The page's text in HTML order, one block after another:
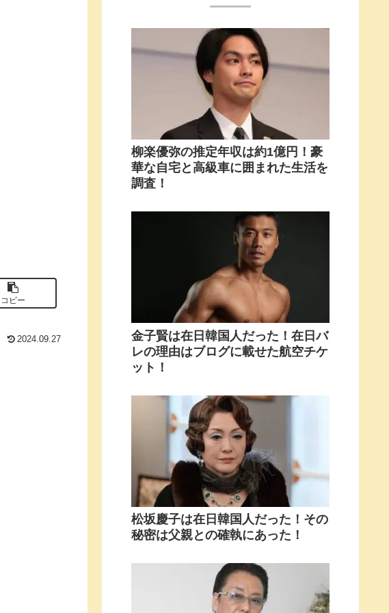
コピー
2024.09.27
柳楽優弥の推定年収は約1億円！豪
華な自宅と高級車に囲まれた生活を
調査！
金子賢は在日韓国人だった！在日バ
レの理由はブログに載せた航空チケ
ット！
松坂慶子は在日韓国人だった！その
秘密は父親との確執にあった！